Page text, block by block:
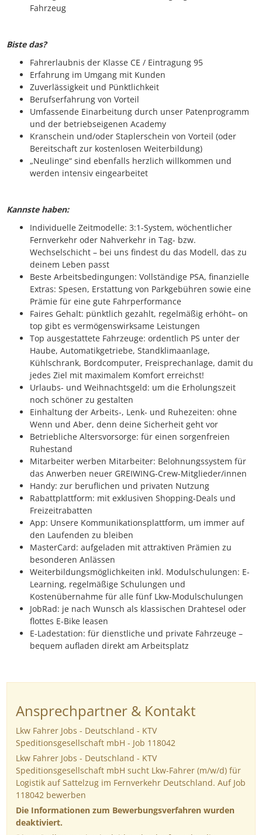
Fahrzeug
Biste das?
Fahrerlaubnis der Klasse CE / Eintragung 95
Erfahrung im Umgang mit Kunden
Zuverlässigkeit und Pünktlichkeit
Berufserfahrung von Vorteil
Umfassende Einarbeitung durch unser Patenprogramm
und der betriebseigenen Academy
Kranschein und/oder Staplerschein von Vorteil (oder
Bereitschaft zur kostenlosen Weiterbildung)
„Neulinge“ sind ebenfalls herzlich willkommen und
werden intensiv eingearbeitet
Kannste haben:
Individuelle Zeitmodelle: 3:1-System, wöchentlicher
Fernverkehr oder Nahverkehr in Tag- bzw.
Wechselschicht – bei uns findest du das Modell, das zu
deinem Leben passt
Beste Arbeitsbedingungen: Vollständige PSA, finanzielle
Extras: Spesen, Erstattung von Parkgebühren sowie eine
Prämie für eine gute Fahrperformance
Faires Gehalt: pünktlich gezahlt, regelmäßig erhöht– on
top gibt es vermögenswirksame Leistungen
Top ausgestattete Fahrzeuge: ordentlich PS unter der
Haube, Automatikgetriebe, Standklimaanlage,
Kühlschrank, Bordcomputer, Freisprechanlage, damit du
jedes Ziel mit maximalem Komfort erreichst!
Urlaubs- und Weihnachtsgeld: um die Erholungszeit
noch schöner zu gestalten
Einhaltung der Arbeits-, Lenk- und Ruhezeiten: ohne
Wenn und Aber, denn deine Sicherheit geht vor
Betriebliche Altersvorsorge: für einen sorgenfreien
Ruhestand
Mitarbeiter werben Mitarbeiter: Belohnungssystem für
das Anwerben neuer GREIWING-Crew-Mitglieder/innen
Handy: zur beruflichen und privaten Nutzung
Rabattplattform: mit exklusiven Shopping-Deals und
Freizeitrabatten
App: Unsere Kommunikationsplattform, um immer auf
den Laufenden zu bleiben
MasterCard: aufgeladen mit attraktiven Prämien zu
besonderen Anlässen
Weiterbildungsmöglichkeiten inkl. Modulschulungen: E-
Learning, regelmäßige Schulungen und
Kostenübernahme für alle fünf Lkw-Modulschulungen
JobRad: je nach Wunsch als klassischen Drahtesel oder
flottes E-Bike leasen
E-Ladestation: für dienstliche und private Fahrzeuge –
bequem aufladen direkt am Arbeitsplatz
Ansprechpartner & Kontakt
Lkw Fahrer Jobs - Deutschland - KTV
Speditionsgesellschaft mbH - Job 118042
Lkw Fahrer Jobs - Deutschland - KTV
Speditionsgesellschaft mbH sucht Lkw-Fahrer (m/w/d) für
Logistik auf Sattelzug im Fernverkehr Deutschland. Auf Job
118042 bewerben
Die Informationen zum Bewerbungsverfahren wurden
deaktiviert.